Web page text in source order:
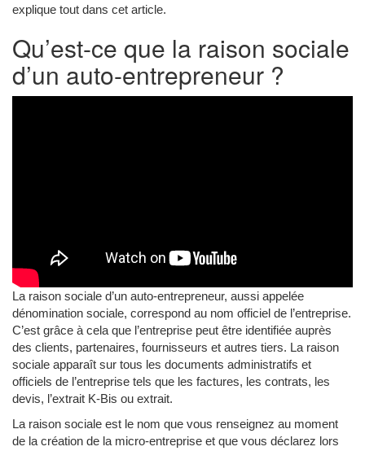
explique tout dans cet article.
Qu’est-ce que la raison sociale
d’un auto-entrepreneur ?
La raison sociale d’un auto-entrepreneur, aussi appelée
dénomination sociale, correspond au nom officiel de l’entreprise.
C’est grâce à cela que l’entreprise peut être identifiée auprès
des clients, partenaires, fournisseurs et autres tiers. La raison
sociale apparaît sur tous les documents administratifs et
officiels de l’entreprise tels que les factures, les contrats, les
devis, l’extrait K-Bis ou extrait.
La raison sociale est le nom que vous renseignez au moment
de la création de la micro-entreprise et que vous déclarez lors